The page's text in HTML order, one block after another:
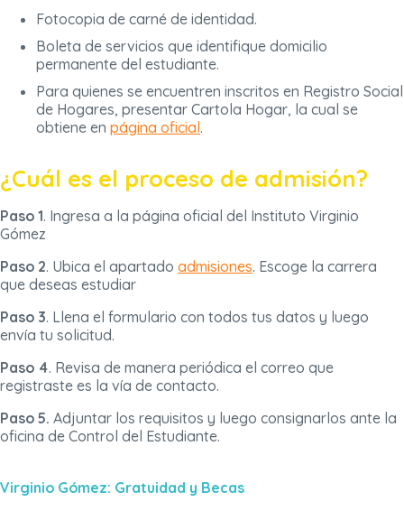
Fotocopia de carné de identidad.
Boleta de servicios que identifique domicilio
permanente del estudiante.
Para quienes se encuentren inscritos en Registro Social
de Hogares, presentar Cartola Hogar, la cual se
obtiene en página oficial.
¿Cuál es el proceso de admisión?
Paso 1. Ingresa a la página oficial del Instituto Virginio
Gómez
Paso 2. Ubica el apartado admisiones. Escoge la carrera
que deseas estudiar
Paso 3. Llena el formulario con todos tus datos y luego
envía tu solicitud.
Paso 4. Revisa de manera periódica el correo que
registraste es la vía de contacto.
Paso 5. Adjuntar los requisitos y luego consignarlos ante la
oficina de Control del Estudiante.
Virginio Gómez: Gratuidad y Becas